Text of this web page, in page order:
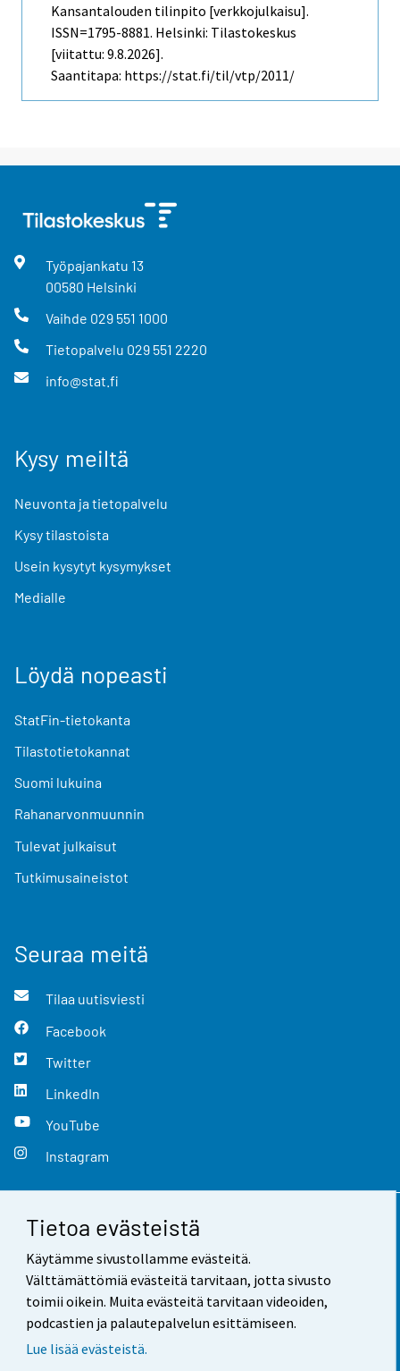
Tietoa evästeistä
Käytämme sivustollamme evästeitä.
Välttämättömiä evästeitä tarvitaan, jotta sivusto
toimii oikein. Muita evästeitä tarvitaan videoiden,
podcastien ja palautepalvelun esittämiseen.
Lue lisää evästeistä.
Kansantalouden tilinpito [verkkojulkaisu].
ISSN=1795-8881. Helsinki: Tilastokeskus
[viitattu: 9.8.2026].
Saantitapa: https://stat.fi/til/vtp/2011/
Työpajankatu 13
00580 Helsinki
Vaihde 029 551 1000
Tietopalvelu 029 551 2220
info@stat.fi
Kysy meiltä
Neuvonta ja tietopalvelu
Kysy tilastoista
Usein kysytyt kysymykset
Medialle
Löydä nopeasti
StatFin-tietokanta
Tilastotietokannat
Suomi lukuina
Rahanarvonmuunnin
Tulevat julkaisut
Tutkimusaineistot
Seuraa meitä
Tilaa uutisviesti
Facebook
Twitter
LinkedIn
YouTube
Instagram
Yhteystiedot
Palaute
Käyttöehdot